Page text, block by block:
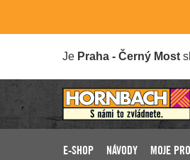
Je Praha - Černý Most
E-SHOP NÁVODY MOJE